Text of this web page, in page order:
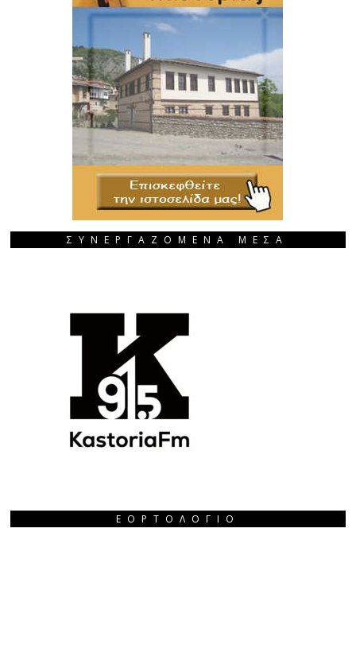
ΣΥΝΕΡΓΑΖΟΜΕΝΑ ΜΕΣΑ
ΕΟΡΤΟΛΌΓΙΟ